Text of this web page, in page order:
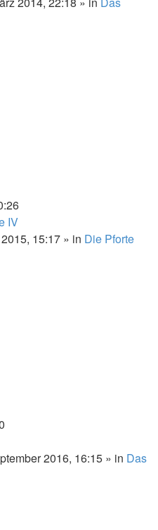
IV
15:17 » in Die Pforte
2016, 16:15 » in Das